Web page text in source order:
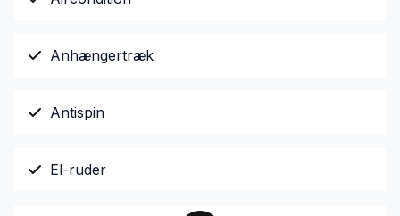
Anhængertræk
Antispin
El-ruder